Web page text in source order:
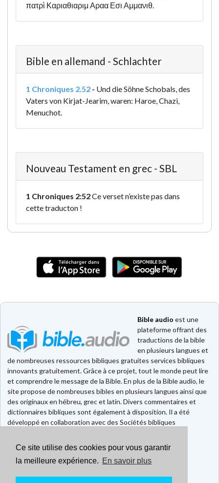
Ce site utilise des cookies pour vous garantir
la meilleure expérience. En savoir plus
πατρὶ Καριαθιαριμ Αραα Εσι Αμμανιθ.
Bible en allemand - Schlachter
1 Chroniques 2.52 - Und die Söhne Schobals, des
Vaters von Kirjat-Jearim, waren: Haroe, Chazi,
Menuchot.
Nouveau Testament en grec - SBL
1 Chroniques 2:52Ce verset n’existe pas dans
cette traducton !
Bible audio est une
plateforme offrant des
traductions de la bible
en plusieurs langues et
de nombreuses ressources bibliques gratuites services bibliques
innovants gratuitement. Grâce à ce projet, tout le monde peut lire
et comprendre le message de la Bible. En plus de la Bible audio, le
site propose de nombreuses bibles en plusieurs langues ainsi que
des originaux en hébreu, grec et latin. Divers commentaires et
dictionnaires bibliques sont également à disposition. Il a été
développé en collaboration avec des Sociétés bibliques
Faire un don
Contact